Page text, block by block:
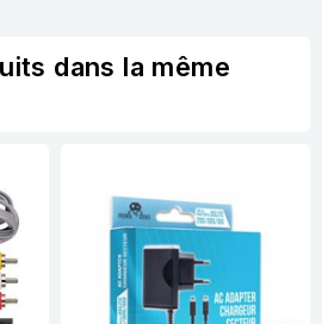
dans la même